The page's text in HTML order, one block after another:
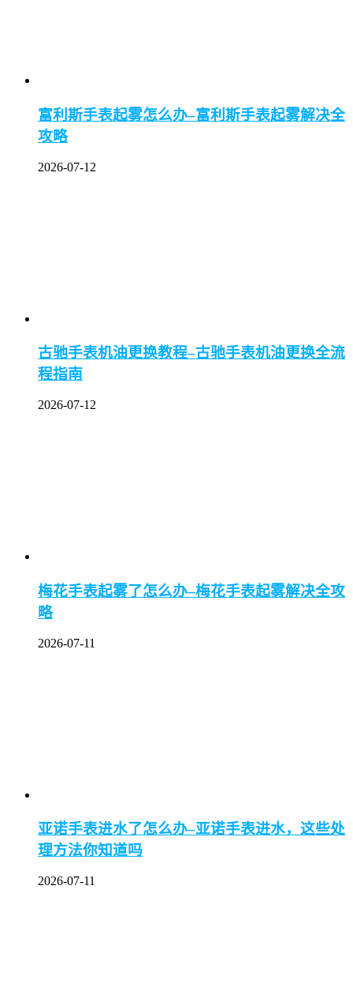
富利斯手表起雾怎么办–富利斯手表起雾解决全
攻略
2026-07-12
古驰手表机油更换教程–古驰手表机油更换全流
程指南
2026-07-12
梅花手表起雾了怎么办–梅花手表起雾解决全攻
略
2026-07-11
亚诺手表进水了怎么办–亚诺手表进水，这些处
理方法你知道吗
2026-07-11